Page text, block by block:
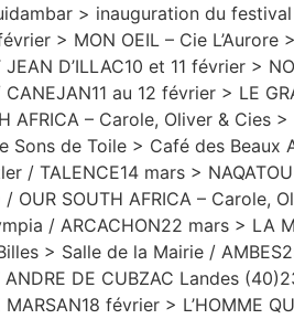
> inauguration du
> MON OEIL – Cie L’Aurore
D’ILLAC10 et 11 février >
au 12 février > LE
AFRICA – Carole, Oliver & Cies
Sons de Toile > Café des Beaux
/ TALENCE14 mars >
/ OUR SOUTH AFRICA –
/ ARCACHON22 mars > LA
> Salle de la Mairie /
DE CUBZAC Landes
février > L’HOMME